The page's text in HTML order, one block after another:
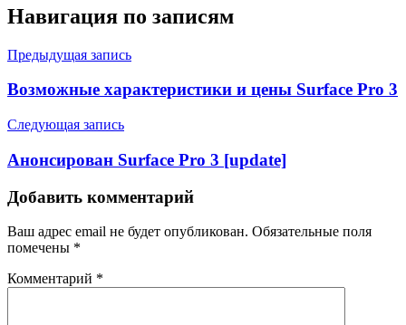
Навигация по записям
Предыдущая запись
Возможные характеристики и цены Surface Pro 3
Следующая запись
Анонсирован Surface Pro 3 [update]
Добавить комментарий
Ваш адрес email не будет опубликован. Обязательные поля
помечены *
Комментарий *